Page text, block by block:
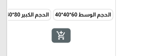
الحجم الوسط 60*40*40 الحجم الكبير 80*40*40
add_shopping_cart